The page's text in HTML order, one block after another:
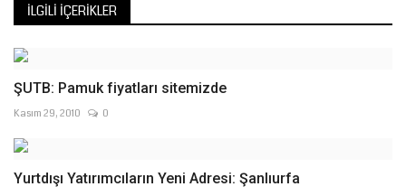
İLGILI İÇERIKLER
ŞUTB: Pamuk fiyatları sitemizde
Kasım 29, 2010 0
Yurtdışı Yatırımcıların Yeni Adresi: Şanlıurfa